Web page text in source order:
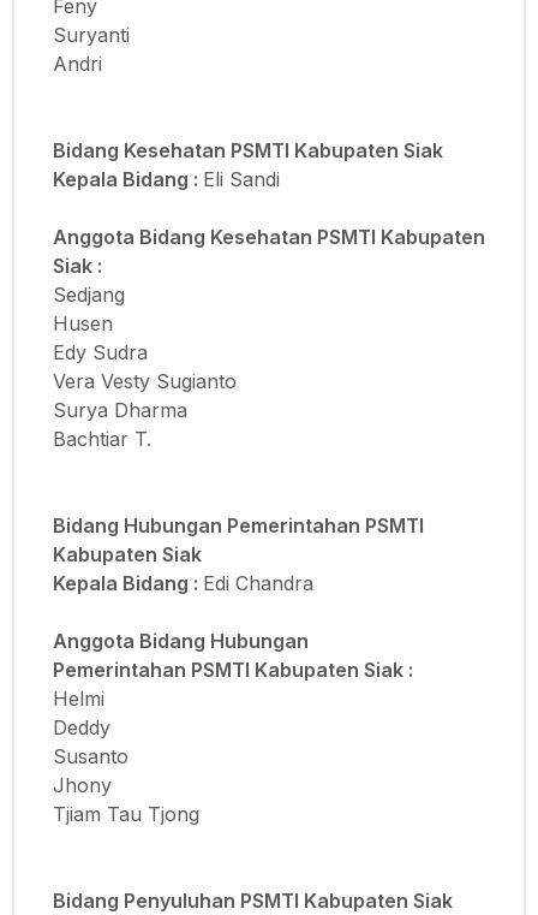
Feny
Suryanti
Andri
Bidang Kesehatan PSMTI Kabupaten Siak
Kepala Bidang : Eli Sandi
Anggota Bidang Kesehatan PSMTI Kabupaten
Siak :
Sedjang
Husen
Edy Sudra
Vera Vesty Sugianto
Surya Dharma
Bachtiar T.
Bidang Hubungan Pemerintahan PSMTI
Kabupaten Siak
Kepala Bidang : Edi Chandra
Anggota Bidang Hubungan
Pemerintahan PSMTI Kabupaten Siak :
Helmi
Deddy
Susanto
Jhony
Tjiam Tau Tjong
Bidang Penyuluhan PSMTI Kabupaten Siak